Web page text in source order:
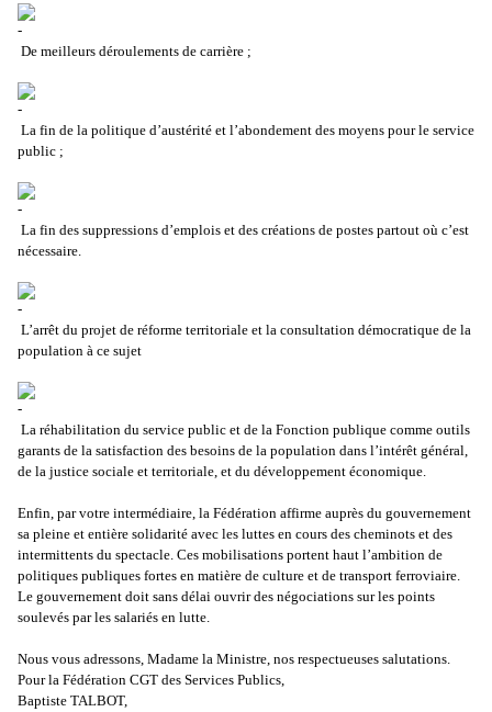
De meilleurs déroulements de carrière ;
La fin de la politique d’austérité et l’abondement des moyens pour le service
public ;
La fin des suppressions d’emplois et des créations de postes partout où c’est
nécessaire.
L’arrêt du projet de réforme territoriale et la consultation démocratique de la
population à ce sujet
La réhabilitation du service public et de la Fonction publique comme outils
garants de la satisfaction des besoins de la population dans l’intérêt général,
de la justice sociale et territoriale, et du développement économique.
Enfin, par votre intermédiaire, la Fédération affirme auprès du gouvernement
sa pleine et entière solidarité avec les luttes en cours des cheminots et des
intermittents du spectacle. Ces mobilisations portent haut l’ambition de
politiques publiques fortes en matière de culture et de transport ferroviaire.
Le gouvernement doit sans délai ouvrir des négociations sur les points
soulevés par les salariés en lutte.
Nous vous adressons, Madame la Ministre, nos respectueuses salutations.
Pour la Fédération CGT des Services Publics,
Baptiste TALBOT,